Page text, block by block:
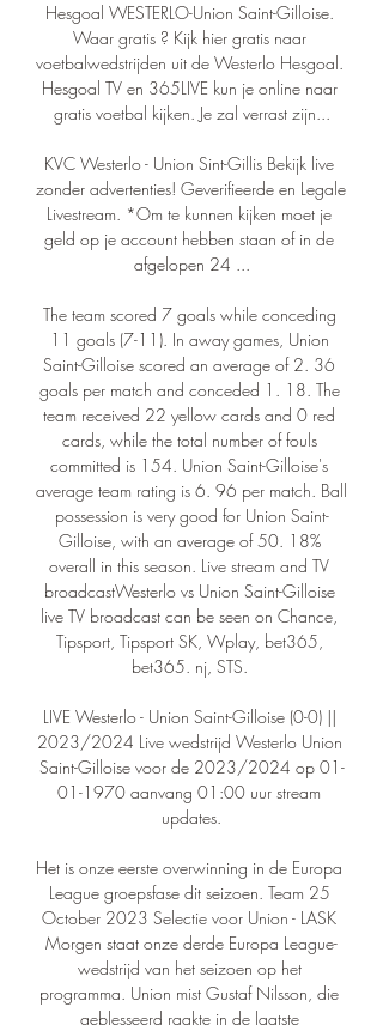
Hesgoal WESTERLO-Union Saint-Gilloise.
Waar gratis ? Kijk hier gratis naar
voetbalwedstrijden uit de Westerlo Hesgoal.
Hesgoal TV en 365LIVE kun je online naar
gratis voetbal kijken. Je zal verrast zijn...
KVC Westerlo - Union Sint-Gillis Bekijk live
zonder advertenties! Geverifieerde en Legale
Livestream. *Om te kunnen kijken moet je
geld op je account hebben staan of in de
afgelopen 24 ...
The team scored 7 goals while conceding
11 goals (7-11). In away games, Union
Saint-Gilloise scored an average of 2. 36
goals per match and conceded 1. 18. The
team received 22 yellow cards and 0 red
cards, while the total number of fouls
committed is 154. Union Saint-Gilloise's
average team rating is 6. 96 per match. Ball
possession is very good for Union Saint-
Gilloise, with an average of 50. 18%
overall in this season. Live stream and TV
broadcastWesterlo vs Union Saint-Gilloise
live TV broadcast can be seen on Chance,
Tipsport, Tipsport SK, Wplay, bet365,
bet365. nj, STS.
LIVE Westerlo - Union Saint-Gilloise (0-0) ||
2023/2024 Live wedstrijd Westerlo Union
Saint-Gilloise voor de 2023/2024 op 01-
01-1970 aanvang 01:00 uur stream
updates.
Het is onze eerste overwinning in de Europa
League groepsfase dit seizoen. Team 25
October 2023 Selectie voor Union - LASK
Morgen staat onze derde Europa League-
wedstrijd van het seizoen op het
programma. Union mist Gustaf Nilsson, die
geblesseerd raakte in de laatste